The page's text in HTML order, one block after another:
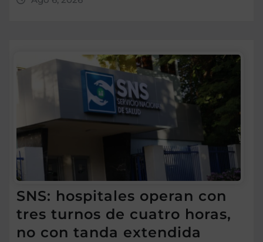
SNS: hospitales operan con
tres turnos de cuatro horas,
no con tanda extendida